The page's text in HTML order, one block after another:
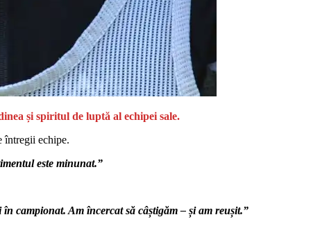
și spiritul de luptă al echipei sale.
întregii echipe.
este minunat.”
campionat. Am încercat să câștigăm – și am reușit.”